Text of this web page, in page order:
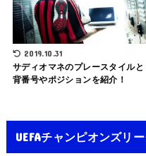
2019.10.31
サディオマネのプレースタイルと
背番号やポジションを紹介！
UEFAチャンピオンズリ